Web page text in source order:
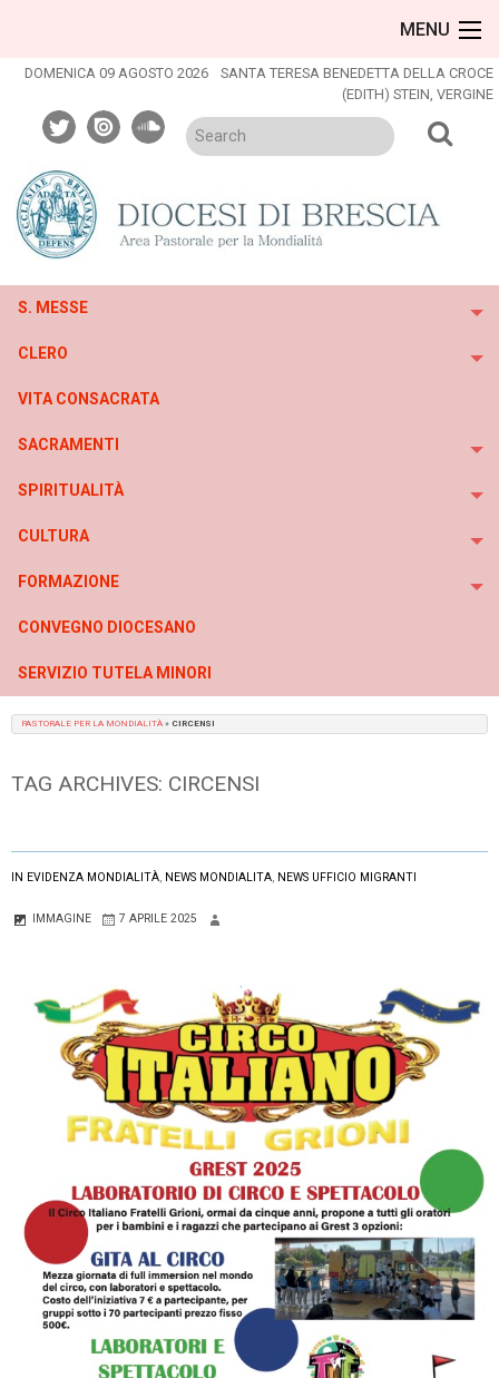
content
MENU
DOMENICA 09 AGOSTO 2026
SANTA TERESA BENEDETTA DELLA CROCE
(EDITH) STEIN, VERGINE
twitterissuusoundcloud
S. MESSE
CLERO
VITA CONSACRATA
SACRAMENTI
SPIRITUALITÀ
CULTURA
FORMAZIONE
CONVEGNO DIOCESANO
SERVIZIO TUTELA MINORI
PASTORALE PER LA MONDIALITÀ » CIRCENSI
TAG ARCHIVES: CIRCENSI
IN EVIDENZA MONDIALITÀ NEWS MONDIALITA NEWS UFFICIO MIGRANTI
IMMAGINE 7 APRILE 2025